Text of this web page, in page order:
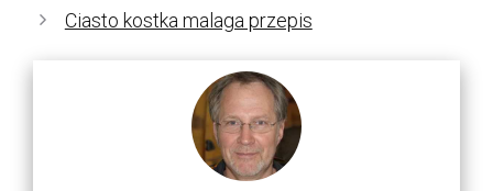
Ciasto kostka malaga przepis